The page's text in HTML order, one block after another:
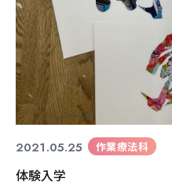
2021.05.25 作業療法科
体験入学